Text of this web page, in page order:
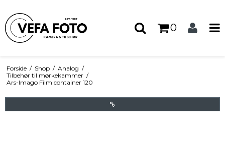
0
Forside / Shop / Analog /
Tilbehør til mørkekammer /
Ars-Imago Film container 120